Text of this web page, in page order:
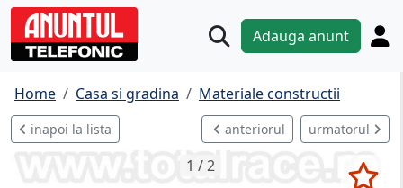
Adauga anunt
Home Casa si gradina Materiale constructii
inapoi la lista anteriorul urmatorul
1 / 2